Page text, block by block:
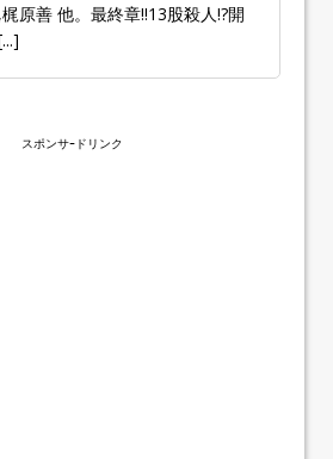
原善 他。最終章!!13股殺人!?開
スポンサｰドリンク